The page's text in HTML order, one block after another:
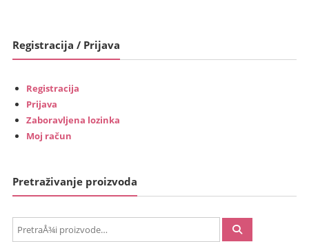
kn).
kn).
Registracija / Prijava
Registracija
Prijava
Zaboravljena lozinka
Moj račun
Pretraživanje proizvoda
PretraÅ¾i: